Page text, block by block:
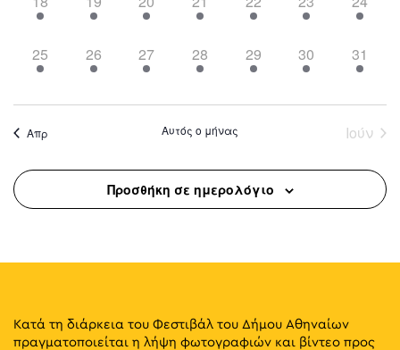
events,
events,
events,
events,
events,
events,
events,
12
events,
25
12
events,
26
12
events,
27
13
events,
28
11
events,
29
15
events,
30
7
events,
31
Απρ Αυτός ο μήνας Ιούν
Προσθήκη σε ημερολόγιο
Κατά τη διάρκεια του Φεστιβάλ του Δήμου Αθηναίων
πραγματοποιείται η λήψη φωτογραφιών και βίντεο προς